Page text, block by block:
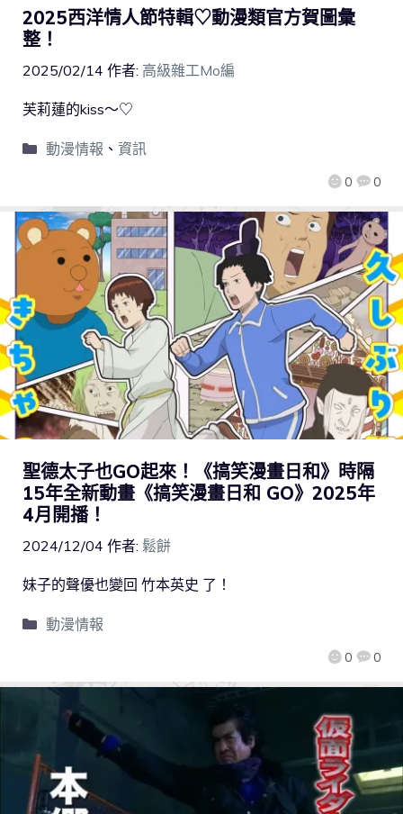
2025西洋情人節特輯♡動漫類官方賀圖彙
整！
2025/02/14 作者: 高級雜工Mo編
0 0
芙莉蓮的kiss～♡
動漫情報 、 資訊
聖德太子也GO起來！《搞笑漫畫日和》時隔
15年全新動畫《搞笑漫畫日和 GO》2025年
4月開播！
2024/12/04 作者: 鬆餅
0 0
妹子的聲優也變回 竹本英史 了！
動漫情報